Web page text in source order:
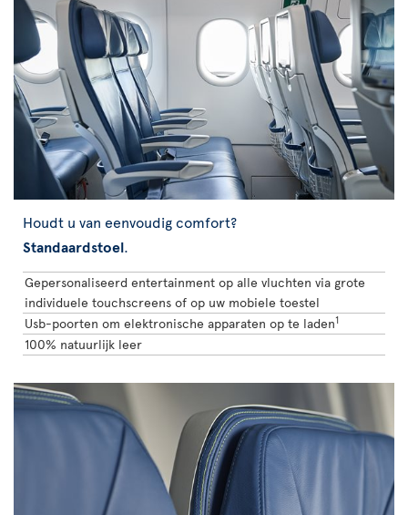
Houdt u van eenvoudig comfort?
Standaardstoel.
Gepersonaliseerd entertainment op alle vluchten via grote
individuele touchscreens of op uw mobiele toestel
Usb-poorten om elektronische apparaten op te laden1
100% natuurlijk leer